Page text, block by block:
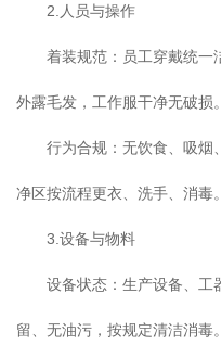
2.人员与操作
着装规范：员工穿戴统一
外露毛发，工作服干净无破损。
行为合规：无饮食、吸烟
净区按流程更衣、洗手、消毒。
3.设备与物料
设备状态：生产设备、工
留、无油污，按规定清洁消毒。